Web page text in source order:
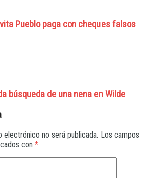
Pueblo paga con cheques falsos
búsqueda de una nena en Wilde
no será publicada. Los campos
con *